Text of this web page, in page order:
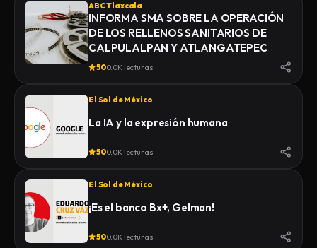
ABC Tlaxcala
INFORMA SMA SOBRE LA OPERACIÓN
DE LOS RELLENOS SANITARIOS DE
CALPULALPAN Y ATLANGATEPEC
500.0K lecturas
El Sol de México
La IA y la expresión humana
500.0K lecturas
El Sol de México
¡Es el banco Bx+, Gelman!
500.0K lecturas